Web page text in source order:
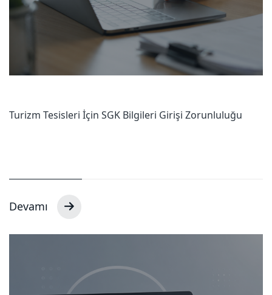
Turizm Tesisleri İçin SGK Bilgileri Girişi Zorunluluğu
Devamı